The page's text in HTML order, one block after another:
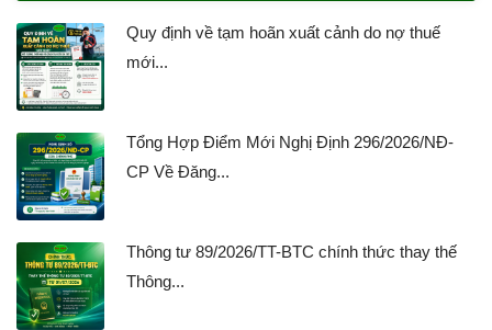
Quy định về tạm hoãn xuất cảnh do nợ thuế
mới...
Tổng Hợp Điểm Mới Nghị Định 296/2026/NĐ-
CP Về Đăng...
Thông tư 89/2026/TT-BTC chính thức thay thế
Thông...